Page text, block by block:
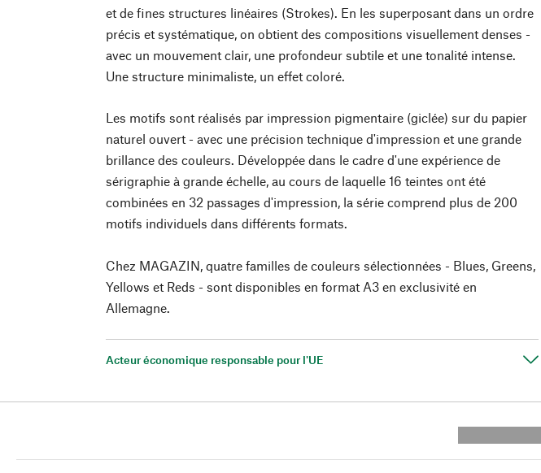
et de fines structures linéaires (Strokes). En les superposant dans un ordre
précis et systématique, on obtient des compositions visuellement denses -
avec un mouvement clair, une profondeur subtile et une tonalité intense.
Une structure minimaliste, un effet coloré.
Les motifs sont réalisés par impression pigmentaire (giclée) sur du papier
naturel ouvert - avec une précision technique d'impression et une grande
brillance des couleurs. Développée dans le cadre d'une expérience de
sérigraphie à grande échelle, au cours de laquelle 16 teintes ont été
combinées en 32 passages d'impression, la série comprend plus de 200
motifs individuels dans différents formats.
Chez MAGAZIN, quatre familles de couleurs sélectionnées - Blues, Greens,
Yellows et Reds - sont disponibles en format A3 en exclusivité en
Allemagne.
Acteur économique responsable pour l'UE